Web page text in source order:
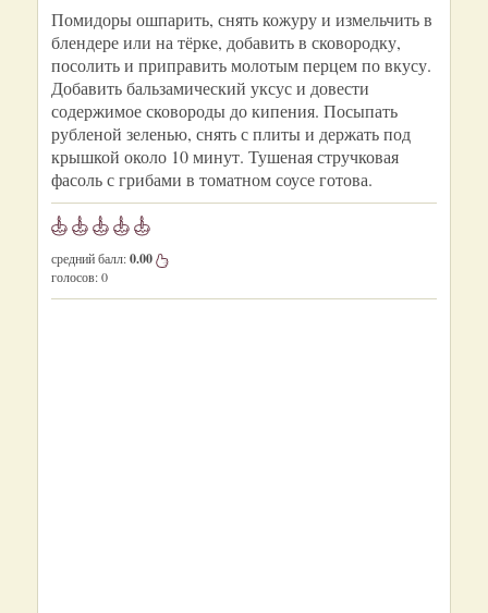
Помидоры ошпарить, снять кожуру и измельчить в
блендере или на тёрке, добавить в сковородку,
посолить и приправить молотым перцем по вкусу.
Добавить бальзамический уксус и довести
содержимое сковороды до кипения. Посыпать
рубленой зеленью, снять с плиты и держать под
крышкой около 10 минут. Тушеная стручковая
фасоль с грибами в томатном соусе готова.
средний балл:0.00
голосов:0